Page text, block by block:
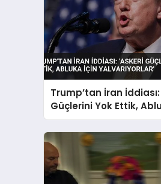
Trump’tan İran İddiası:
Güçlerini Yok Ettik,
Yalvarıyorlar’